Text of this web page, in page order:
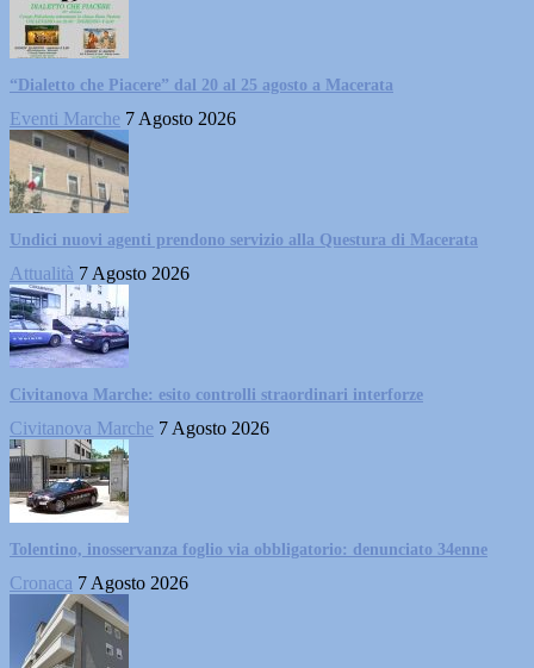
“Dialetto che Piacere” dal 20 al 25 agosto a Macerata
Eventi Marche 7 Agosto 2026
Undici nuovi agenti prendono servizio alla Questura di Macerata
Attualità 7 Agosto 2026
Civitanova Marche: esito controlli straordinari interforze
Civitanova Marche 7 Agosto 2026
Tolentino, inosservanza foglio via obbligatorio: denunciato 34enne
Cronaca 7 Agosto 2026